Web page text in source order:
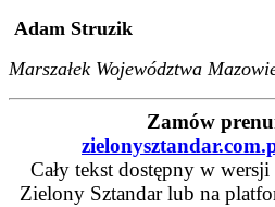
Adam Struzik
Marszałek Województwa
Zamów
Cały tekst dostępny w
Zielony Sztandar lub na